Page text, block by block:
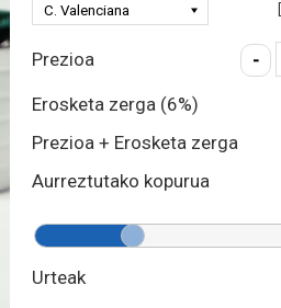
Prezioa
Erosketa zerga (6%)
Prezioa + Erosketa zerga
Aurreztutako kopurua
Urteak